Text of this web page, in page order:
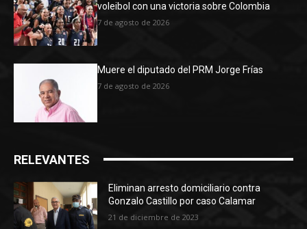
voleibol con una victoria sobre Colombia
7 de agosto de 2026
Muere el diputado del PRM Jorge Frías
7 de agosto de 2026
RELEVANTES
Eliminan arresto domiciliario contra
Gonzalo Castillo por caso Calamar
21 de diciembre de 2023